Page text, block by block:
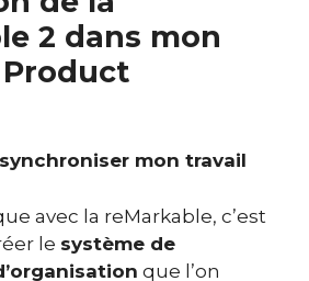
2 dans mon
mon travail
avec la reMarkable, c’est
le système de
que l’on